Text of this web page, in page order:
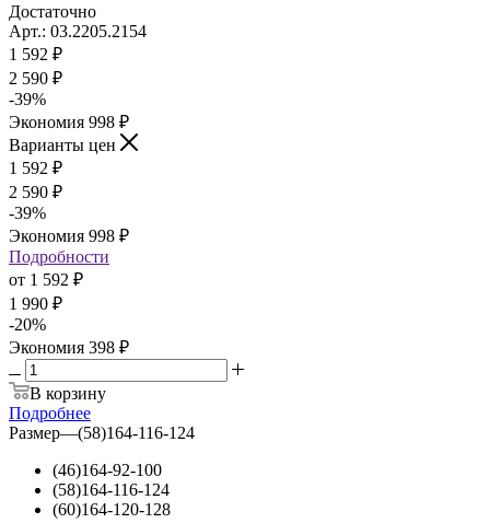
Достаточно
Арт.: 03.2205.2154
1 592 ₽
2 590 ₽
-39%
Экономия 998 ₽
Варианты цен
1 592 ₽
2 590 ₽
-39%
Экономия 998 ₽
Подробности
от 1 592 ₽
1 990 ₽
-20%
Экономия 398 ₽
В корзину
Подробнее
Размер—(58)164-116-124
(46)164-92-100
(58)164-116-124
(60)164-120-128